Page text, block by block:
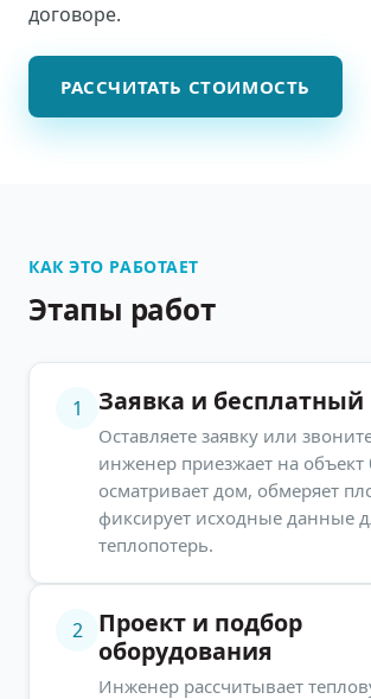
договоре.
РАССЧИТАТЬ СТОИМОСТЬ
КАК ЭТО РАБОТАЕТ
Этапы работ
1 Заявка и
Оставляете заявку или
инженер приезжает на объект
осматривает дом, обмеряет
фиксирует исходные данные
теплопотерь.
2
Проект и подбор
оборудования
Инженер рассчитывает